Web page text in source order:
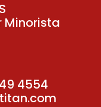
Minorista
4554